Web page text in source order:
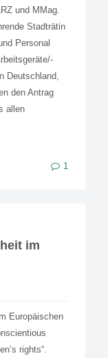
und MMag.
Stadträtin
Personal
Deutschland,
den Antrag
allen
1
im
Europäischen
rights“.